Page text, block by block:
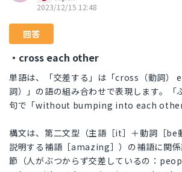
2023/12/15 12:48
回答
・cross each other
単語は、「交差する」は「cross（動詞）
詞）」の語の組み合わせで表現します。「
句で「without bumping into each other
構文は、第二文型（主語［it］＋動詞［be
説明する補語［amazing］）の補語に関
節（人がぶつからず交差しているの：